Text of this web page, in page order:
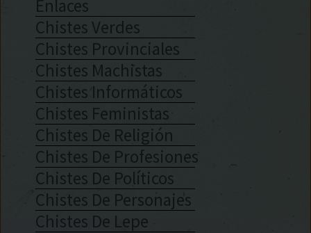
Enlaces
Chistes Verdes
Chistes Provinciales
Chistes Machistas
Chistes Informáticos
Chistes Feministas
Chistes De Religión
Chistes De Profesiones
Chistes De Políticos
Chistes De Personajes
Chistes De Lepe